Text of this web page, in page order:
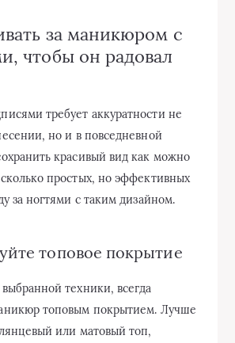
за маникюром с
чтобы он радовал
требует аккуратности не
но и в повседневной
красивый вид как можно
простых, но эффективных
за ногтями с таким дизайном.
топовое покрытие
техники, всегда
топовым покрытием. Лучше
или матовый топ,